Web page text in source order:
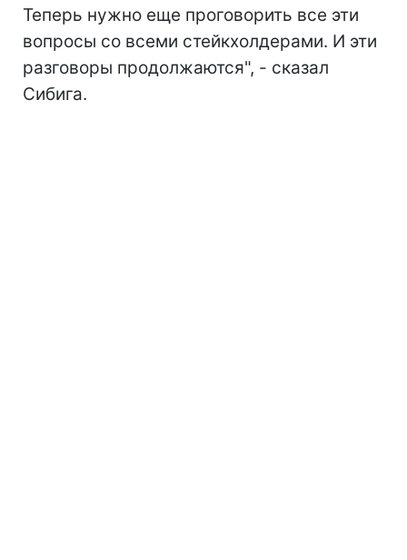
Теперь нужно еще проговорить все эти
вопросы со всеми стейкхолдерами. И эти
разговоры продолжаются", - сказал
Сибига.